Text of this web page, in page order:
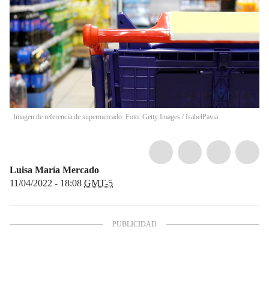
Imagen de referencia de supermercado. Foto: Getty Images / IsabelPavia
Luisa María Mercado
11/04/2022 - 18:08 GMT-5